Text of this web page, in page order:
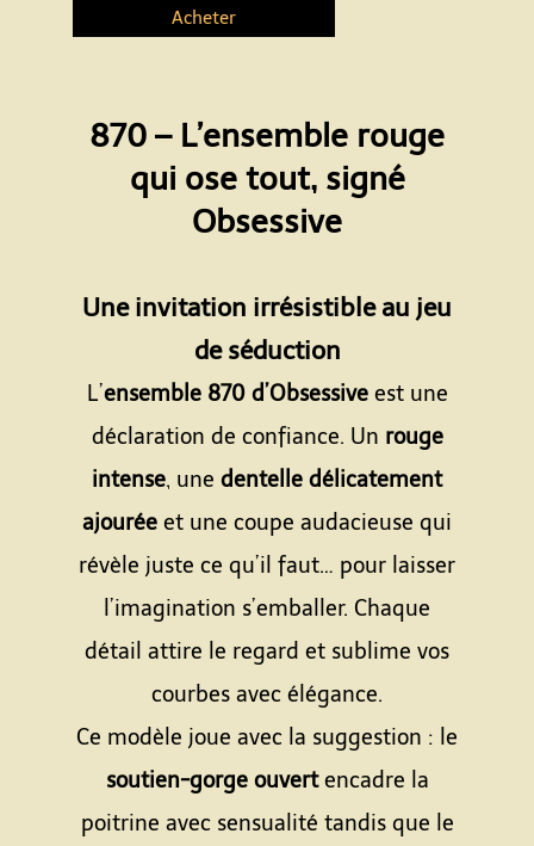
Acheter
870 – L’ensemble rouge
qui ose tout, signé
Obsessive
Une invitation irrésistible au jeu
de séduction
L’ensemble 870 d’Obsessiveest une
déclaration de confiance. Un rouge
intense, une dentelle délicatement
ajourée et une coupe audacieuse qui
révèle juste ce qu’il faut… pour laisser
l’imagination s’emballer. Chaque
détail attire le regard et sublime vos
courbes avec élégance.
Ce modèle joue avec la suggestion : le
soutien-gorge ouvertencadre la
poitrine avec sensualité tandis que le